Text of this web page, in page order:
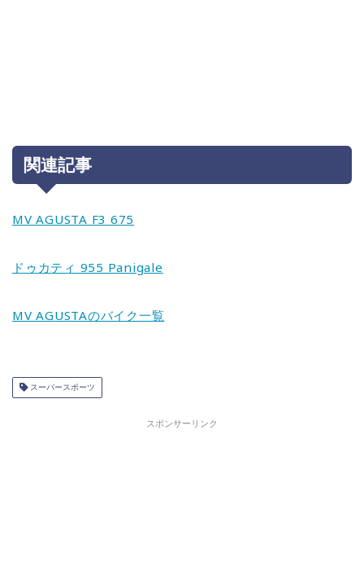
関連記事
MV AGUSTA F3 675
ドゥカティ 955 Panigale
MV AGUSTAのバイク一覧
スーパースポーツ
スポンサーリンク